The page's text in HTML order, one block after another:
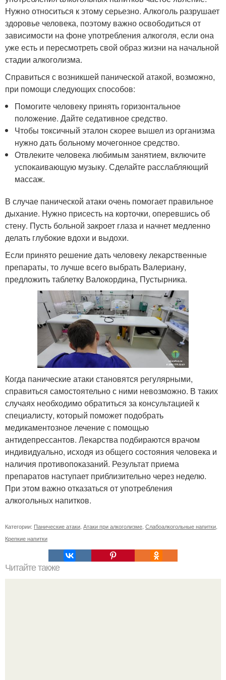
Нужно относиться к этому серьезно. Алкоголь разрушает
здоровье человека, поэтому важно освободиться от
зависимости на фоне употребления алкоголя, если она
уже есть и пересмотреть свой образ жизни на начальной
стадии алкоголизма.
Справиться с возникшей панической атакой, возможно,
при помощи следующих способов:
Помогите человеку принять горизонтальное
положение. Дайте седативное средство.
Чтобы токсичный эталон скорее вышел из организма
нужно дать больному мочегонное средство.
Отвлеките человека любимым занятием, включите
успокаивающую музыку. Сделайте расслабляющий
массаж.
В случае панической атаки очень помогает правильное
дыхание. Нужно присесть на корточки, оперевшись об
стену. Пусть больной закроет глаза и начнет медленно
делать глубокие вдохи и выдохи.
Если принято решение дать человеку лекарственные
препараты, то лучше всего выбрать Валериану,
предложить таблетку Валокордина, Пустырника.
Когда панические атаки становятся регулярными,
справиться самостоятельно с ними невозможно. В таких
случаях необходимо обратиться за консультацией к
специалисту, который поможет подобрать
медикаментозное лечение с помощью
антидепрессантов. Лекарства подбираются врачом
индивидуально, исходя из общего состояния человека и
наличия противопоказаний. Результат приема
препаратов наступает приблизительно через неделю.
При этом важно отказаться от употребления
алкогольных напитков.
Категории: Панические атаки, Атаки при алкоголизме, Слабоалкогольные напитки,
Крепкие напитки
Читайте также